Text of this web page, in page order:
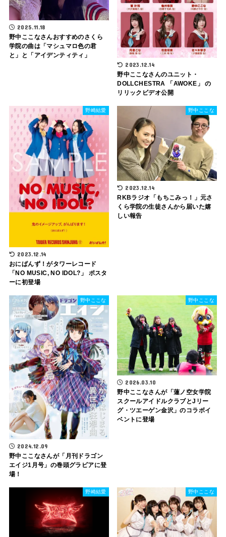
2025.11.18
野中ここなさんおすすめのさくら
学院の曲は「マシュマロ色の君
と」と「アイデンティティ」
2023.12.14
野中ここなさんのユニット・
DOLLCHESTRA 「AWOKE」 の
リリックビデオ公開
野崎結愛
2023.12.14
おにぱんず！がタワーレコード
「NO MUSIC, NO IDOL?」 ポスタ
ーに初登場
野中ここな
2023.12.14
RKBラジオ「もちこみっ！」元さ
くら学院の生徒さんから届いた嬉
しい報告
野中ここな
2024.12.09
野中ここなさんが「月刊ドラゴン
エイジ1月号」の巻頭グラビアに登
場！
野中ここな
2026.03.10
野中ここなさんが「蓮ノ空女学院
スクールアイドルクラブとJリー
グ・ツエーゲン金沢」のコラボイ
ベントに登場
野崎結愛 野中ここな